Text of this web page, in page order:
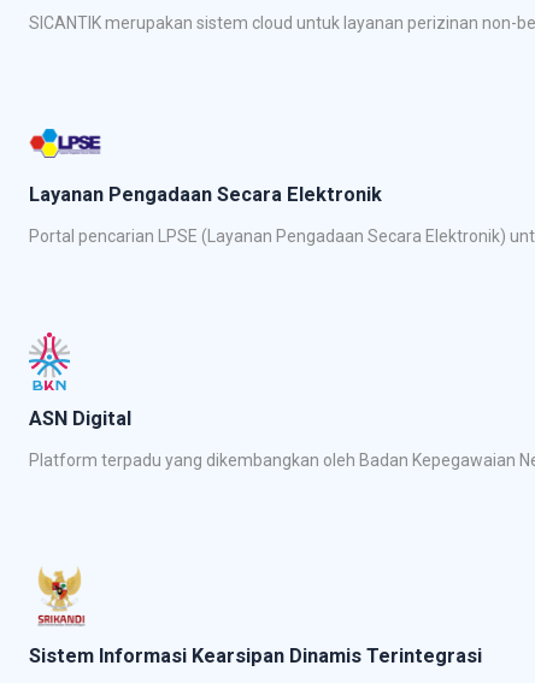
SICANTIK merupakan sistem cloud untuk layanan perizinan non-
Layanan Pengadaan Secara Elektronik
Portal pencarian LPSE (Layanan Pengadaan Secara Elektronik)
ASN Digital
Platform terpadu yang dikembangkan oleh Badan Kepegawaian
Sistem Informasi Kearsipan Dinamis Terintegrasi